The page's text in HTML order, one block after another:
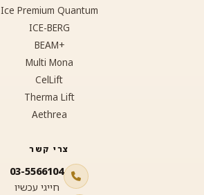
Ice Premium Quantum
ICE-BERG
+BEAM
Multi Mona
CelLift
Therma Lift
Aethrea
צרי קשר
03-5566104
חייגי עכשיו